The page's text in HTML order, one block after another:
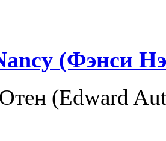
(Фэнси
(Edward